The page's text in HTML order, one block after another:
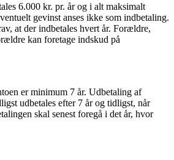
6.000 kr. pr. år og i alt maksimalt
gevinst anses ikke som indbetaling.
at der indbetales hvert år. Forældre,
kan foretage indskud på
er minimum 7 år. Udbetaling af
udbetales efter 7 år og tidligst, når
skal senest foregå i det år, hvor